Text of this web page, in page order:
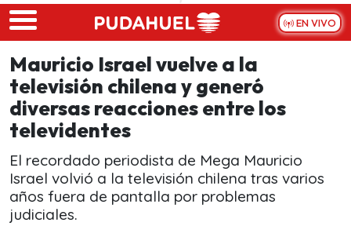
Skip to main content
EN VIVO
Mauricio Israel vuelve a la
televisión chilena y generó
diversas reacciones entre los
televidentes
El recordado periodista de Mega Mauricio
Israel volvió a la televisión chilena tras varios
años fuera de pantalla por problemas
judiciales.